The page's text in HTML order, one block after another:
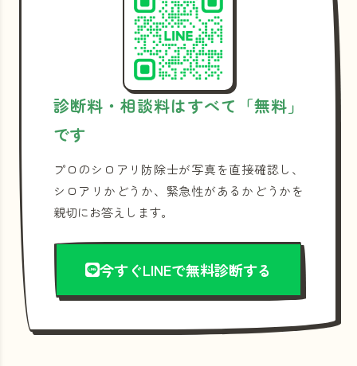
診断料・相談料はすべて「無料」
です
プロのシロアリ防除士が写真を直接確認し、
シロアリかどうか、緊急性があるかどうかを
親切にお答えします。
今すぐLINEで無料診断する